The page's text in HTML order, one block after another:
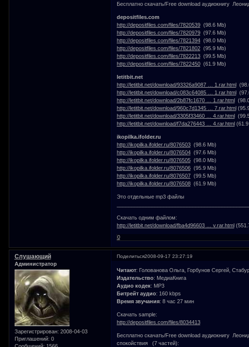
Бесплатно скачать/Free download аудиокнигу
depositfiles.com
http://depositfiles.com/files/7820539(98.6 Mb)
http://depositfiles.com/files/7820979(97.6 Mb)
http://depositfiles.com/files/7821394(98.0 Mb)
http://depositfiles.com/files/7821802(95.9 Mb)
http://depositfiles.com/files/7822213(99.5 Mb)
http://depositfiles.com/files/7822450(61.9 Mb)
letitbit.net
http://letitbit.net/download/93326a9087 … 1.rar.html
http://letitbit.net/download/c083c64085 … 1.rar.html
http://letitbit.net/download/2b87fc1670 … 1.rar.html
http://letitbit.net/download/960c7d1345 … 7.rar.html
http://letitbit.net/download/3305f33460 … 4.rar.html
http://letitbit.net/download/f7da276443 … 4.rar.html(61.9
ikopilka.ifolder.ru
http://ikopilka.ifolder.ru/8076503(98.6 Mb)
http://ikopilka.ifolder.ru/8076504(97.6 Mb)
http://ikopilka.ifolder.ru/8076505(98.0 Mb)
http://ikopilka.ifolder.ru/8076506(95.9 Mb)
http://ikopilka.ifolder.ru/8076507(99.5 Mb)
http://ikopilka.ifolder.ru/8076508(61.9 Mb)
Это отдельные mp3 файлы
Скачать одним файлом:
http://letitbit.net/download/fba4d96603 … v.rar.html
0
Поделиться2008-09-17 23:27:19
Слушающий
Администратор
Зарегистрирован: 2008-04-03
Приглашений: 0
Читают: Голованова Ольга, Горбунов Сергей,
Издательство: МедиаКнига
Аудио кодек: MP3
Битрейт аудио: 160 kbps
Время звучания: 8 час 27 мин
Скачать sample:
http://depositfiles.com/files/8034413
Бесплатно скачать/Free download аудиокнигу
спокойствия (7 частей):